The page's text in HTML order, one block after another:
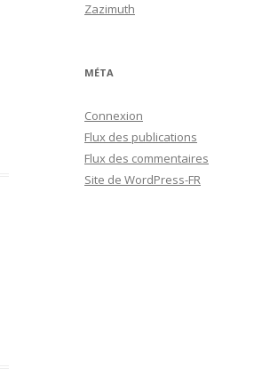
Zazimuth
MÉTA
Connexion
Flux des publications
Flux des commentaires
Site de WordPress-FR